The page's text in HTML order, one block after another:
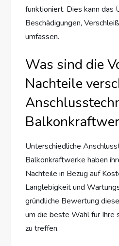
funktioniert. Dies kann das
Beschädigungen,
umfassen.
Was sind die
Nachteile
Unterschiedliche
Balkonkraftwerke haben
Nachteile in Bezug auf
Langlebigkeit und
gründliche Bewertung
um die beste Wahl für Ihre
zu treffen.